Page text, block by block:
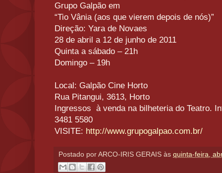
Grupo Galpão em
“Tio Vânia (aos que vierem depois de nós)”
Direção: Yara de Novaes
28 de abril a 12 de junho de 2011
Quinta a sábado – 21h
Domingo – 19h
Local: Galpão Cine Horto
Rua Pitangui, 3613, Horto
Ingressos à venda na bilheteria do Teatro.
3481 5580
VISITE: http://www.grupogalpao.com.br/
Postado por ARCO-IRIS GERAIS às quinta-feira,